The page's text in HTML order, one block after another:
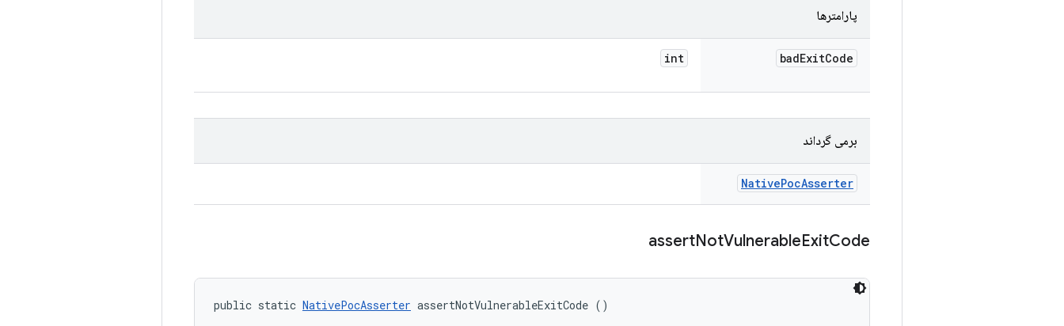
پارامترها
badExitCode
int
برمی گرداند
NativePocAsserter
assertNotVulnerableExitCode
public static NativePocAsserter assertNotVulnerableExitCode ()